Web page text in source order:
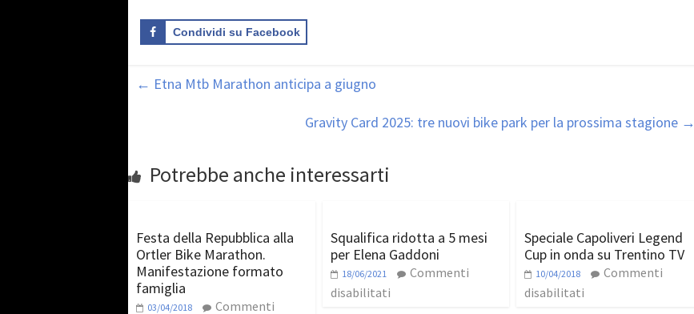
Condividi su Facebook
← Etna Mtb Marathon anticipa a giugno
Gravity Card 2025: tre nuovi bike park per la prossima stagione →
Potrebbe anche interessarti
Festa della Repubblica alla
Ortler Bike Marathon.
Manifestazione formato
famiglia
03/04/2018 Commenti
Squalifica ridotta a 5 mesi
per Elena Gaddoni
18/06/2021
Commenti
disabilitati
Speciale Capoliveri Legend
Cup in onda su Trentino TV
10/04/2018
Commenti
disabilitati